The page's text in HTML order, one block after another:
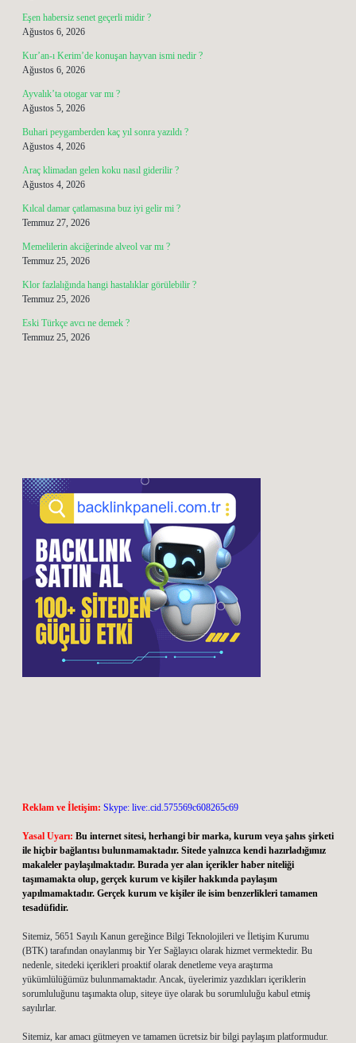
Eşen habersiz senet geçerli midir ?
Ağustos 6, 2026
Kur’an-ı Kerim’de konuşan hayvan ismi nedir ?
Ağustos 6, 2026
Ayvalık’ta otogar var mı ?
Ağustos 5, 2026
Buhari peygamberden kaç yıl sonra yazıldı ?
Ağustos 4, 2026
Araç klimadan gelen koku nasıl giderilir ?
Ağustos 4, 2026
Kılcal damar çatlamasına buz iyi gelir mi ?
Temmuz 27, 2026
Memelilerin akciğerinde alveol var mı ?
Temmuz 25, 2026
Klor fazlalığında hangi hastalıklar görülebilir ?
Temmuz 25, 2026
Eski Türkçe avcı ne demek ?
Temmuz 25, 2026
Reklam ve İletişim: Skype: live:.cid.575569c608265c69
Yasal Uyarı: Bu internet sitesi, herhangi bir marka, kurum veya şahıs şirketi
ile hiçbir bağlantısı bulunmamaktadır. Sitede yalnızca kendi hazırladığımız
makaleler paylaşılmaktadır. Burada yer alan içerikler haber niteliği
taşımamakta olup, gerçek kurum ve kişiler hakkında paylaşım
yapılmamaktadır. Gerçek kurum ve kişiler ile isim benzerlikleri tamamen
tesadüfidir.
Sitemiz, 5651 Sayılı Kanun gereğince Bilgi Teknolojileri ve İletişim Kurumu
(BTK) tarafından onaylanmış bir Yer Sağlayıcı olarak hizmet vermektedir. Bu
nedenle, sitedeki içerikleri proaktif olarak denetleme veya araştırma
yükümlülüğümüz bulunmamaktadır. Ancak, üyelerimiz yazdıkları içeriklerin
sorumluluğunu taşımakta olup, siteye üye olarak bu sorumluluğu kabul etmiş
sayılırlar.
Sitemiz, kar amacı gütmeyen ve tamamen ücretsiz bir bilgi paylaşım platformudur.